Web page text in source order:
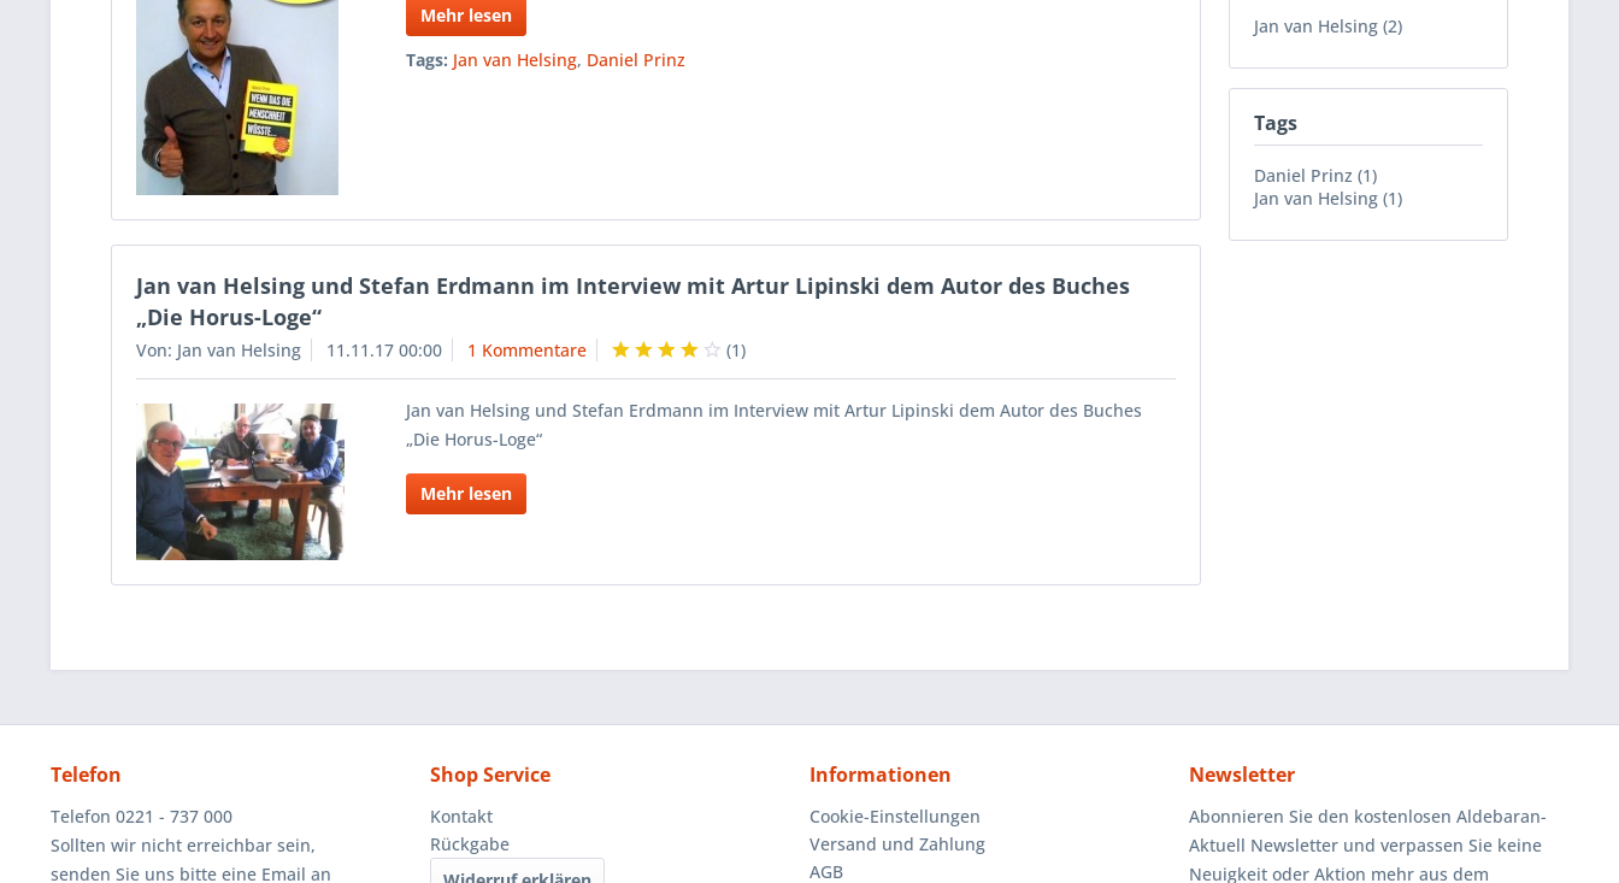
Jan van Helsing (2)
Tags
Daniel Prinz (1)
Jan van Helsing (1)
Mehr lesen
Tags: Jan van Helsing, Daniel Prinz
Jan van Helsing und Stefan Erdmann im Interview mit Artur Lipinski dem Autor des Buches
„Die Horus-Loge“
Von: Jan van Helsing 11.11.17 00:00 1 Kommentare (1)
Jan van Helsing und Stefan Erdmann im Interview mit Artur Lipinski dem Autor des Buches
„Die Horus-Loge“
Mehr lesen
Telefon
Telefon 0221 - 737 000
Sollten wir nicht erreichbar sein,
senden Sie uns bitte eine Email an
Shop Service
Kontakt
Rückgabe
Informationen
Cookie-Einstellungen
Versand und Zahlung
AGB
Newsletter
Abonnieren Sie den kostenlosen Aldebaran-
Aktuell Newsletter und verpassen Sie keine
Neuigkeit oder Aktion mehr aus dem